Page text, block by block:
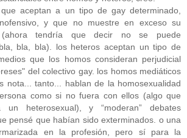
aceptan a un tipo de gay determinado,
y que no muestre en exceso su
(ahora tendría que decir no se puede
bla, bla). los heteros aceptan un tipo de
que los homos consideran perjudicial
del colectivo gay. los homos mediáticos
nota... tanto... hablan de la homosexualidad
como si no fuera con ellos (algo que
un heterosexual), y “moderan” debates
pensé que habían sido exterminados. o una
en la profesión, pero sí para la